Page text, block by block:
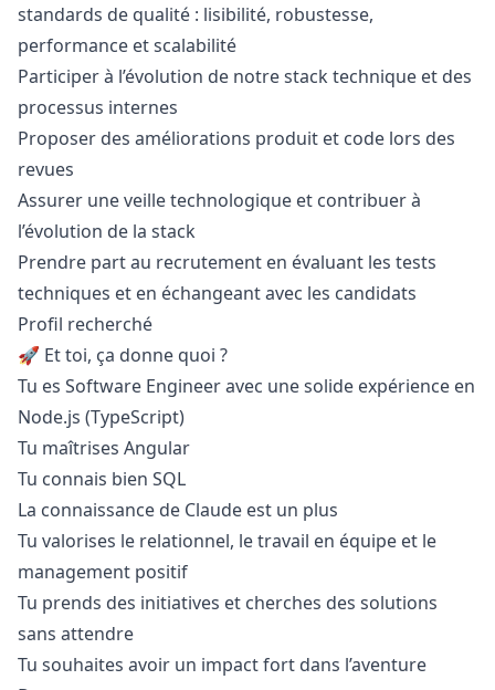
standards de qualité : lisibilité, robustesse,
performance et scalabilité
Participer à l’évolution de notre stack technique et des
processus internes
Proposer des améliorations produit et code lors des
revues
Assurer une veille technologique et contribuer à
l’évolution de la stack
Prendre part au recrutement en évaluant les tests
techniques et en échangeant avec les candidats
Profil recherché
🚀 Et toi, ça donne quoi ?
Tu es Software Engineer avec une solide expérience en
Node.js (TypeScript)
Tu maîtrises Angular
Tu connais bien SQL
La connaissance de Claude est un plus
Tu valorises le relationnel, le travail en équipe et le
management positif
Tu prends des initiatives et cherches des solutions
sans attendre
Tu souhaites avoir un impact fort dans l’aventure